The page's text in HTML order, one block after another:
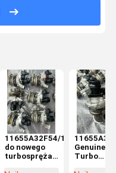
11655A32F54/
do nowego
turbosprężarki
Genuine
Turbo